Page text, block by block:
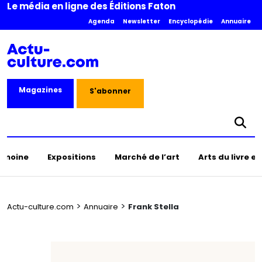
Le média en ligne des Éditions Faton
Agenda Newsletter Encyclopédie Annuaire
Magazines S'abonner
Expositions Marché de l’art Arts du livre
Actu-culture.com > Annuaire > Frank Stella